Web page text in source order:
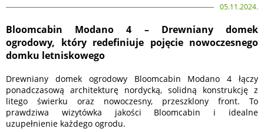
05.11.2024.
Bloomcabin Modano 4 – Drewniany domek
ogrodowy, który redefiniuje pojęcie nowoczesnego
domku letniskowego
Drewniany domek ogrodowy Bloomcabin Modano 4 łączy
ponadczasową architekturę nordycką, solidną konstrukcję z
litego świerku oraz nowoczesny, przeszklony front. To
prawdziwa wizytówka jakości Bloomcabin i idealne
uzupełnienie każdego ogrodu.